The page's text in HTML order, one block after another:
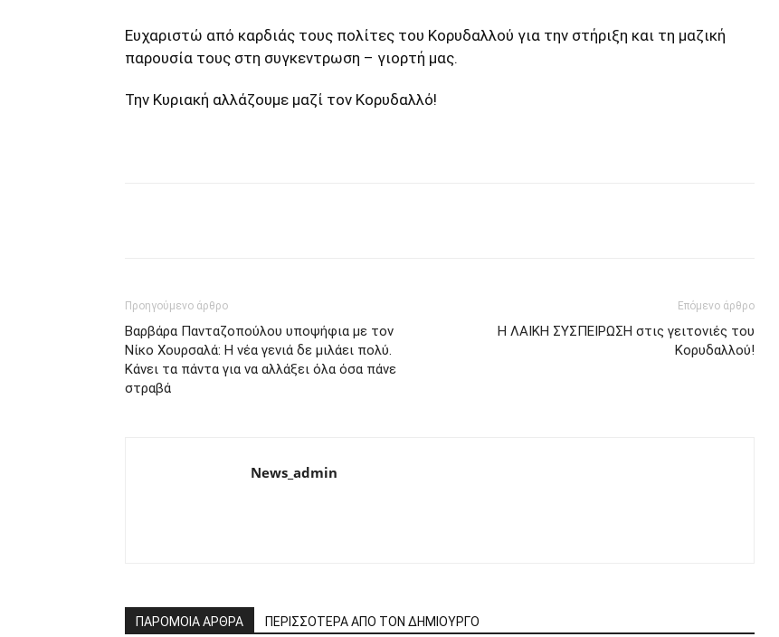
Ευχαριστώ από καρδιάς τους πολίτες του Κορυδαλλού για την στήριξη και τη μαζική
παρουσία τους στη συγκεντρωση – γιορτή μας.
Την Κυριακή αλλάζουμε μαζί τον Κορυδαλλό!
Προηγούμενο άρθρο
Βαρβάρα Πανταζοπούλου υποψήφια με τον
Νίκο Χουρσαλά: Η νέα γενιά δε μιλάει πολύ.
Κάνει τα πάντα για να αλλάξει όλα όσα πάνε
στραβά
Επόμενο άρθρο
Η ΛΑΙΚΗ ΣΥΣΠΕΙΡΩΣΗ στις γειτονιές του
Κορυδαλλού!
News_admin
ΠΑΡΟΜΟΙΑ ΑΡΘΡΑ ΠΕΡΙΣΣΟΤΕΡΑ ΑΠΟ ΤΟΝ ΔΗΜΙΟΥΡΓΟ